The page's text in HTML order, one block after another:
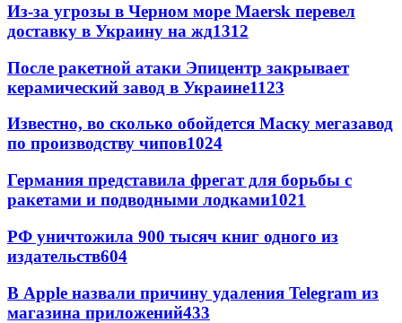
Из-за угрозы в Черном море Maersk перевел
доставку в Украину на жд1312
После ракетной атаки Эпицентр закрывает
керамический завод в Украине1123
Известно, во сколько обойдется Маску мегазавод
по производству чипов1024
Германия представила фрегат для борьбы с
ракетами и подводными лодками1021
РФ уничтожила 900 тысяч книг одного из
издательств604
В Apple назвали причину удаления Telegram из
магазина приложений433